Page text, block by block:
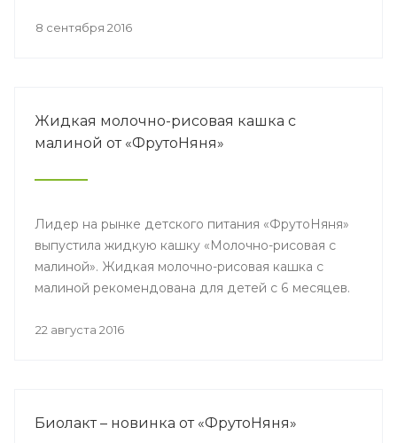
8 сентября 2016
Жидкая молочно-рисовая кашка с
малиной от «ФрутоНяня»
Лидер на рынке детского питания «ФрутоНяня»
выпустила жидкую кашку «Молочно-рисовая с
малиной». Жидкая молочно-рисовая кашка с
малиной рекомендована для детей с 6 месяцев.
22 августа 2016
Биолакт – новинка от «ФрутоНяня»